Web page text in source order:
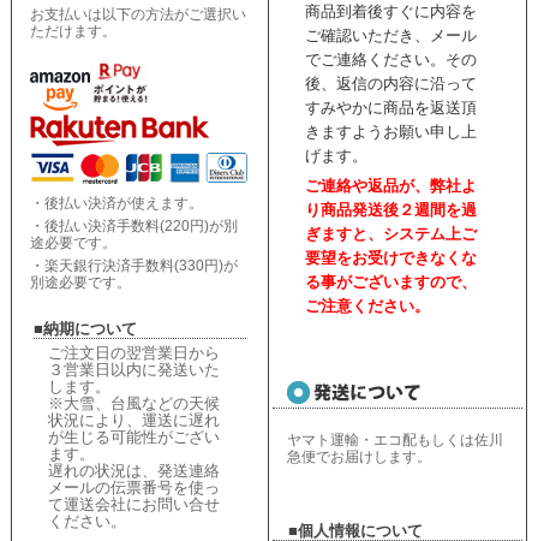
お支払いは以下の方法がご選択い
ただけます。
・後払い決済が使えます。
・後払い決済手数料(220円)が別
途必要です。
・楽天銀行決済手数料(330円)が
別途必要です。
■納期について
ご注文日の翌営業日から
３営業日以内に発送いた
します。
※大雪、台風などの天候
状況により、 運送に遅れ
が生じる可能性がござい
ます。
遅れの状況は、 発送連絡
メールの伝票番号を使っ
て運送会社にお問い合せ
ください。
商品到着後すぐに内容を
ご確認いただき、
メール
でご連絡ください。 その
後、返信の内容に沿って
すみやかに商品を返送頂
きますようお願い申し上
げます。
ご連絡や返品が、弊社よ
り商品発送後２週間を過
ぎますと、 システム上ご
要望をお受けできなくな
る事がございますので、
ご注意ください。
ヤマト運輸・エコ配もしくは佐川
急便でお届けします。
■個人情報について